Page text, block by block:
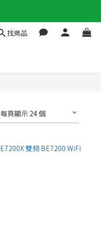
找商品
每頁顯示 24 個